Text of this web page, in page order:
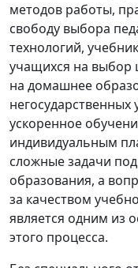
методов работы,
свободу выбора
технологий,
учащихся на выбор
на домашнее
негосударственных
ускоренное
индивидуальным
сложные задачи
образования, а
за качеством
является одним из
этого процесса.